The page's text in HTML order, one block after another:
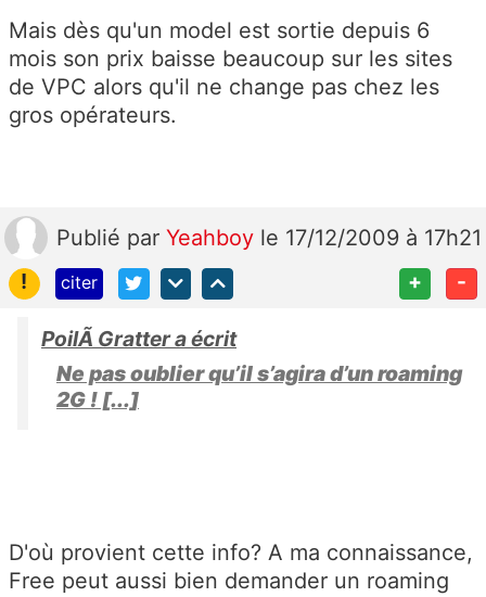
Mais dès qu'un model est sortie depuis 6
mois son prix baisse beaucoup sur les sites
de VPC alors qu'il ne change pas chez les
gros opérateurs.
Publié par Yeahboy le 17/12/2009 à 17h21
!
citer + -
PoilÃ Gratter a écrit
Ne pas oublier qu’il s’agira d’un roaming
2G ! [...]
D'où provient cette info? A ma connaissance,
Free peut aussi bien demander un roaming